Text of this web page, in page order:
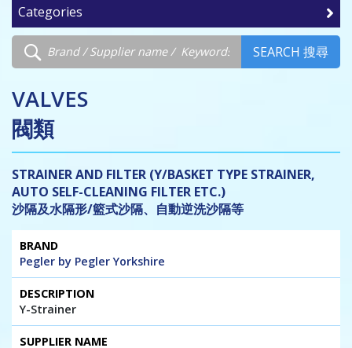
Categories
SEARCH 搜尋
VALVES
閥類
STRAINER AND FILTER (Y/BASKET TYPE STRAINER,
AUTO SELF-CLEANING FILTER ETC.)
沙隔及水隔形/籃式沙隔、自動逆洗沙隔等
Brand
Name
Fax
Pegler by Pegler Yorkshire
Y-Strainer